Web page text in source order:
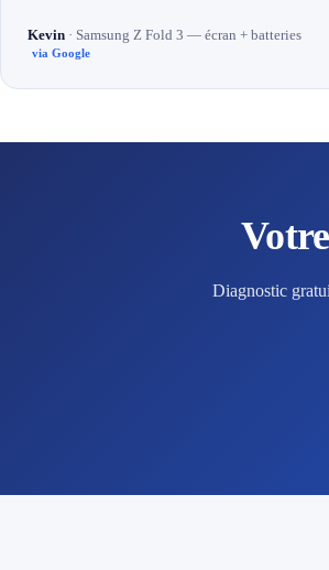
Kevin · Samsung Z Fold 3 — écran + batteries
via Google
Diagnostic